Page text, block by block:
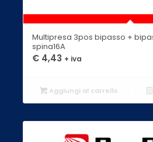
Multipresa 3pos bipasso +
spina16A
€4,43 + iva
Aggiungi al carrello